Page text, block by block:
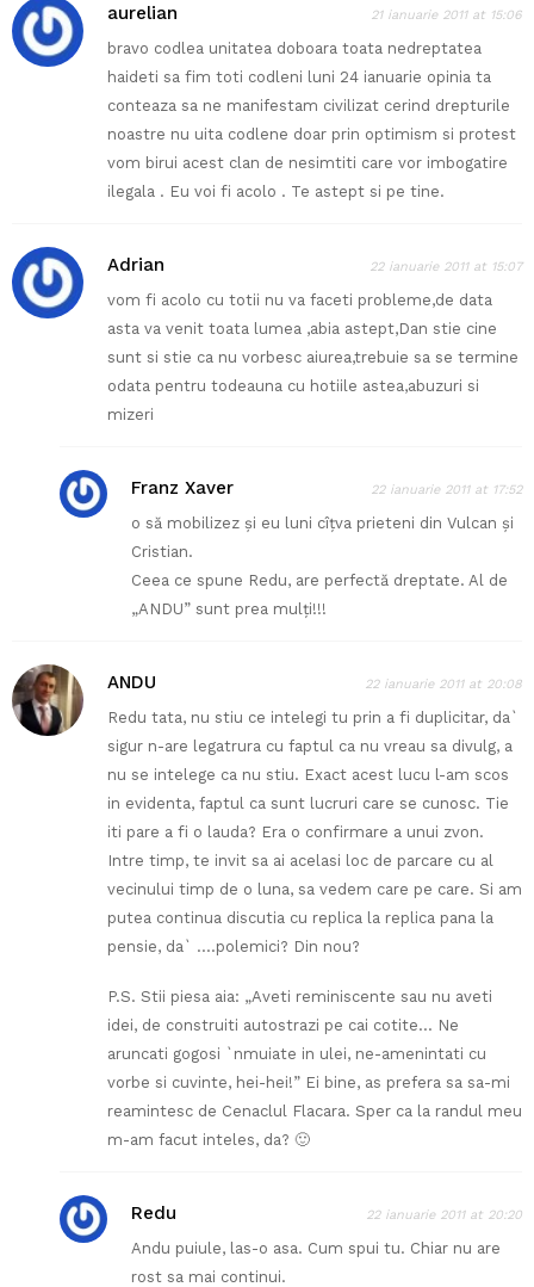
aurelian 21 ianuarie 2011 at 15:06
bravo codlea unitatea doboara toata nedreptatea
haideti sa fim toti codleni luni 24 ianuarie opinia ta
conteaza sa ne manifestam civilizat cerind drepturile
noastre nu uita codlene doar prin optimism si protest
vom birui acest clan de nesimtiti care vor imbogatire
ilegala . Eu voi fi acolo . Te astept si pe tine.
Adrian 22 ianuarie 2011 at 15:07
vom fi acolo cu totii nu va faceti probleme,de data
asta va venit toata lumea ,abia astept,Dan stie cine
sunt si stie ca nu vorbesc aiurea,trebuie sa se termine
odata pentru todeauna cu hotiile astea,abuzuri si
mizeri
Franz Xaver 22 ianuarie 2011 at 17:52
o să mobilizez şi eu luni cîţva prieteni din Vulcan şi
Cristian.
Ceea ce spune Redu, are perfectă dreptate. Al de
„ANDU” sunt prea mulţi!!!
ANDU 22 ianuarie 2011 at 20:08
Redu tata, nu stiu ce intelegi tu prin a fi duplicitar, da`
sigur n-are legatrura cu faptul ca nu vreau sa divulg, a
nu se intelege ca nu stiu. Exact acest lucu l-am scos
in evidenta, faptul ca sunt lucruri care se cunosc. Tie
iti pare a fi o lauda? Era o confirmare a unui zvon.
Intre timp, te invit sa ai acelasi loc de parcare cu al
vecinului timp de o luna, sa vedem care pe care. Si am
putea continua discutia cu replica la replica pana la
pensie, da` ….polemici? Din nou?
P.S. Stii piesa aia: „Aveti reminiscente sau nu aveti
idei, de construiti autostrazi pe cai cotite… Ne
aruncati gogosi `nmuiate in ulei, ne-amenintati cu
vorbe si cuvinte, hei-hei!” Ei bine, as prefera sa sa-mi
reamintesc de Cenaclul Flacara. Sper ca la randul meu
m-am facut inteles, da? 🙂
Redu 22 ianuarie 2011 at 20:20
Andu puiule, las-o asa. Cum spui tu. Chiar nu are
rost sa mai continui.